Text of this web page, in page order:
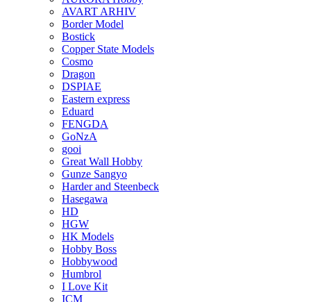
AVART ARHIV
Border Model
Bostick
Copper State Models
Cosmo
Dragon
DSPIAE
Eastern express
Eduard
FENGDA
GoNzA
gooi
Great Wall Hobby
Gunze Sangyo
Harder and Steenbeck
Hasegawa
HD
HGW
HK Models
Hobby Boss
Hobbywood
Humbrol
I Love Kit
ICM